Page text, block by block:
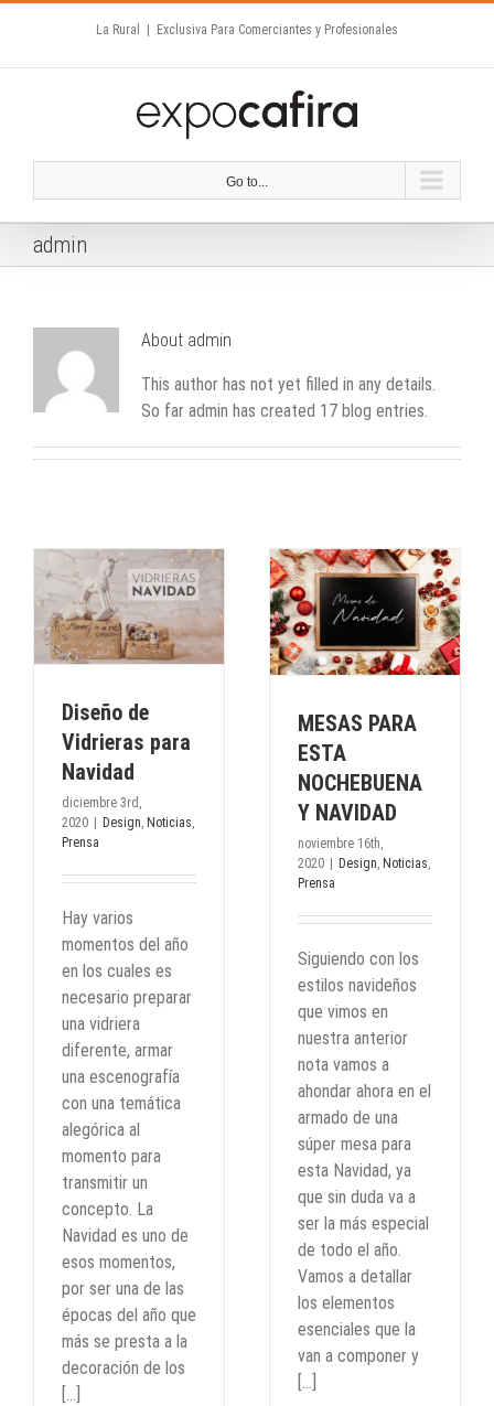
content
La Rural Exclusiva Para Comerciantes y Profesionales
Go to...
admin
About admin
This author has not yet filled in any details.
So far admin has created 17 blog entries.
Diseño de
Vidrieras para
Navidad
diciembre 3rd,
2020 | Design Noticias
Prensa
Hay varios
momentos del año
en los cuales es
necesario preparar
una vidriera
diferente, armar
una escenografía
con una temática
alegórica al
momento para
transmitir un
concepto. La
Navidad es uno de
esos momentos,
por ser una de las
épocas del año que
más se presta a la
decoración de los
[...]
MESAS PARA ESTA
NOCHEBUENA Y
NAVIDAD
MESAS PARA
ESTA
NOCHEBUENA
Y NAVIDAD
noviembre 16th,
2020
Design, Noticias,
Prensa
Siguiendo con los
estilos navideños
que vimos en
nuestra anterior
nota vamos a
ahondar ahora en el
armado de una
súper mesa para
esta Navidad, ya
que sin duda va a
ser la más especial
de todo el año.
Vamos a detallar
los elementos
esenciales que la
van a componer y
[...]